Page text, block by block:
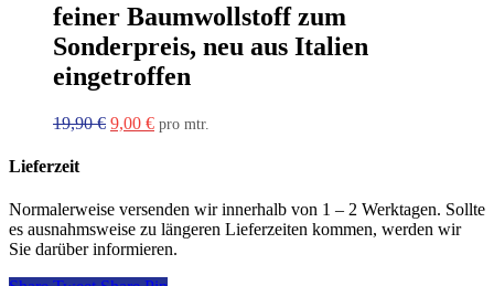
feiner Baumwollstoff zum
Sonderpreis, neu aus Italien
eingetroffen
19,90€ Ursprünglicher
9,00 €Aktueller
pro mtr.
Lieferzeit
Normalerweise versenden wir innerhalb von 1 – 2 Werktagen. Sollte
es ausnahmsweise zu längeren Lieferzeiten kommen, werden wir
Sie darüber informieren.